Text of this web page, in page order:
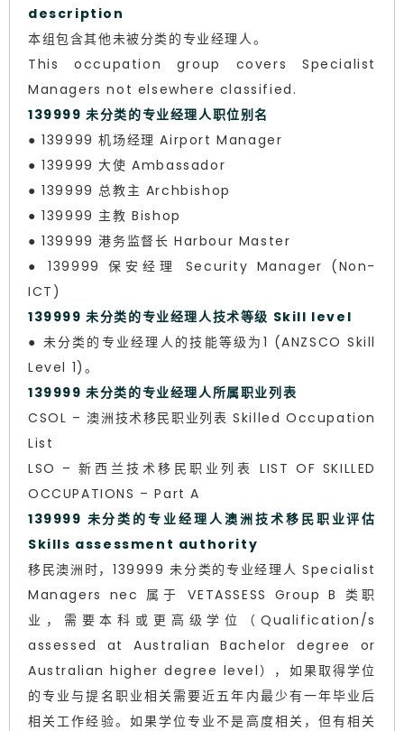
description
本组包含其他未被分类的专业经理人。
This occupation group covers Specialist
Managers not elsewhere classified.
139999 未分类的专业经理人职位别名
● 139999 机场经理 Airport Manager
● 139999 大使 Ambassador
● 139999 总教主 Archbishop
● 139999 主教 Bishop
● 139999 港务监督长 Harbour Master
● 139999 保安经理 Security Manager (Non-
ICT)
139999 未分类的专业经理人技术等级 Skill level
● 未分类的专业经理人的技能等级为1 (ANZSCO Skill
Level 1)。
139999 未分类的专业经理人所属职业列表
CSOL – 澳洲技术移民职业列表 Skilled Occupation
List
LSO – 新西兰技术移民职业列表 LIST OF SKILLED
OCCUPATIONS – Part A
139999 未分类的专业经理人澳洲技术移民职业评估
Skills assessment authority
移民澳洲时，139999 未分类的专业经理人 Specialist
Managers nec 属于 VETASSESS Group B 类职
业，需要本科或更高级学位（Qualification/s
assessed at Australian Bachelor degree or
Australian higher degree level），如果取得学位
的专业与提名职业相关需要近五年内最少有一年毕业后
相关工作经验。如果学位专业不是高度相关，但有相关